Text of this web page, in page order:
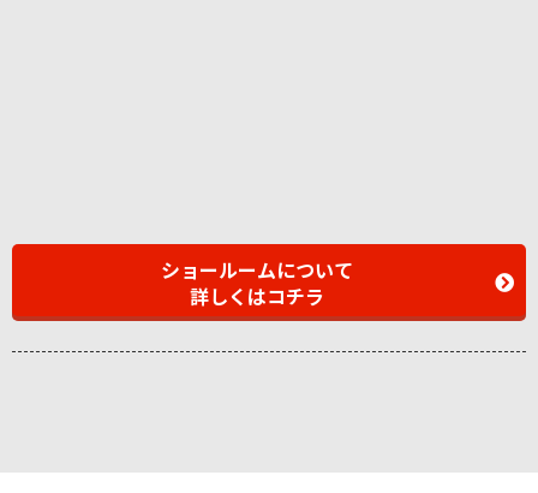
ショールームについて
詳しくはコチラ